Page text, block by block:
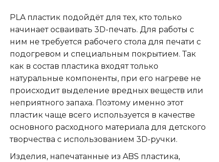
PLA пластик подойдёт для тех, кто только
начинает осваивать 3D-печать. Для работы с
ним не требуется рабочего стола для печати с
подогревом и специальным покрытием. Так
как в состав пластика входят только
натуральные компоненты, при его нагреве не
происходит выделение вредных веществ или
неприятного запаха. Поэтому именно этот
пластик чаще всего используется в качестве
основного расходного материала для детского
творчества с использованием 3D-ручки.
Изделия, напечатанные из ABS пластика,